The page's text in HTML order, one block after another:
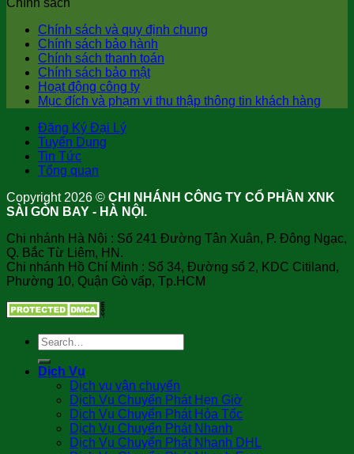
Chính sách
Chính sách và quy định chung
Chính sách bảo hành
Chính sách thanh toán
Chính sách bảo mật
Hoạt động công ty
Mục đích và phạm vi thu thập thông tin khách hàng
Đăng Ký Đại Lý
Tuyển Dụng
Tin Tức
Tổng quan
Copyright 2026 © CHI NHÁNH CÔNG TY CỔ PHẦN XNK
SÀI GÒN BAY - HÀ NỘI.
Chi nhánh Hà Nội : Số 241 Đường Tân Xuân, P. Đông Ngạc,
Q. Bắc Từ Liêm, HN.
Chi nhánh Hồ Chí Minh : Số 34, Đường số 2, KDC Citiland,
Phường 10, Quận Gò vấp, Tp.HCM
Dịch Vụ
Dịch vụ vận chuyển
Dịch Vụ Chuyển Phát Hẹn Giờ
Dịch Vụ Chuyển Phát Hỏa Tốc
Dịch Vụ Chuyển Phát Nhanh
Dịch Vụ Chuyển Phát Nhanh DHL